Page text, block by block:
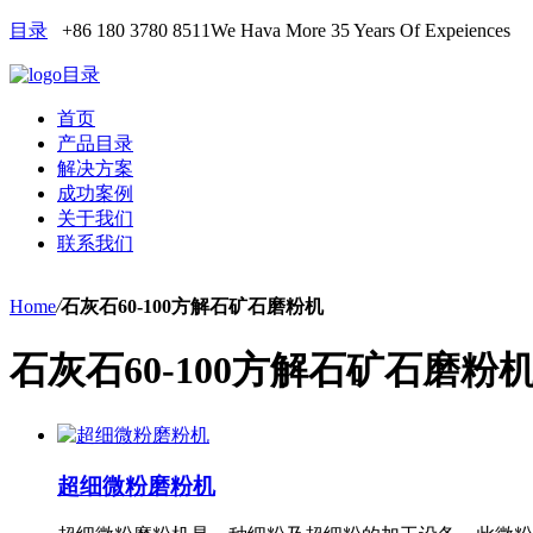
目录 +86 180 3780 8511We Hava More 35 Years Of Expeiences
目录
首页
产品目录
解决方案
成功案例
关于我们
联系我们
Home/石灰石60-100方解石矿石磨粉机
石灰石60-100方解石矿石磨粉
超细微粉磨粉机